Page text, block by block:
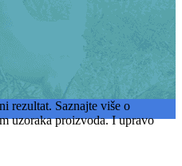
rezultat. Saznajte više o
uzoraka proizvoda. I upravo